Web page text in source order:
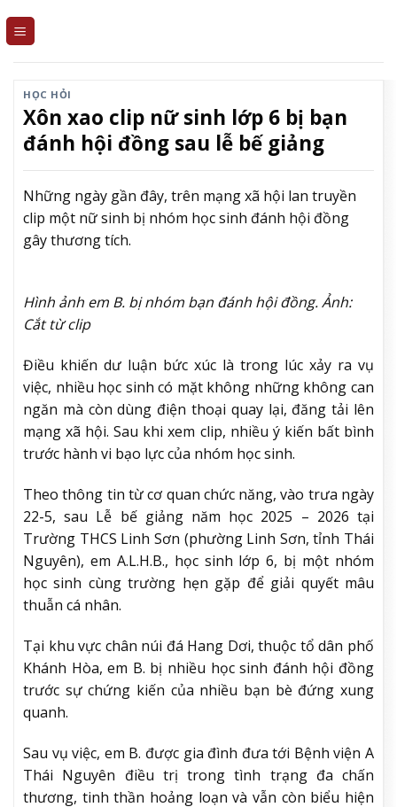
HỌC HỎI
Xôn xao clip nữ sinh lớp 6 bị bạn
đánh hội đồng sau lễ bế giảng
Những ngày gần đây, trên mạng xã hội lan truyền
clip một nữ sinh bị nhóm học sinh đánh hội đồng
gây thương tích.
Hình ảnh em B. bị nhóm bạn đánh hội đồng. Ảnh:
Cắt từ clip
Điều khiến dư luận bức xúc là trong lúc xảy ra vụ
việc, nhiều học sinh có mặt không những không can
ngăn mà còn dùng điện thoại quay lại, đăng tải lên
mạng xã hội. Sau khi xem clip, nhiều ý kiến bất bình
trước hành vi bạo lực của nhóm học sinh.
Theo thông tin từ cơ quan chức năng, vào trưa ngày
22-5, sau Lễ bế giảng năm học 2025 – 2026 tại
Trường THCS Linh Sơn (phường Linh Sơn, tỉnh Thái
Nguyên), em A.L.H.B., học sinh lớp 6, bị một nhóm
học sinh cùng trường hẹn gặp để giải quyết mâu
thuẫn cá nhân.
Tại khu vực chân núi đá Hang Dơi, thuộc tổ dân phố
Khánh Hòa, em B. bị nhiều học sinh đánh hội đồng
trước sự chứng kiến của nhiều bạn bè đứng xung
quanh.
Sau vụ việc, em B. được gia đình đưa tới Bệnh viện A
Thái Nguyên điều trị trong tình trạng đa chấn
thương, tinh thần hoảng loạn và vẫn còn biểu hiện